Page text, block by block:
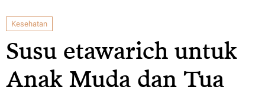
Kesehatan
Susu etawarich untuk
Anak Muda dan Tua